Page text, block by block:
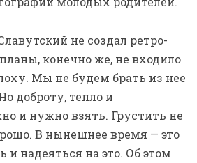
не создал ретро-
конечно же, не входило
Мы не будем брать из нее
доброту, тепло и
и нужно взять. Грустить не
В нынешнее время — это
и надеяться на это. Об этом